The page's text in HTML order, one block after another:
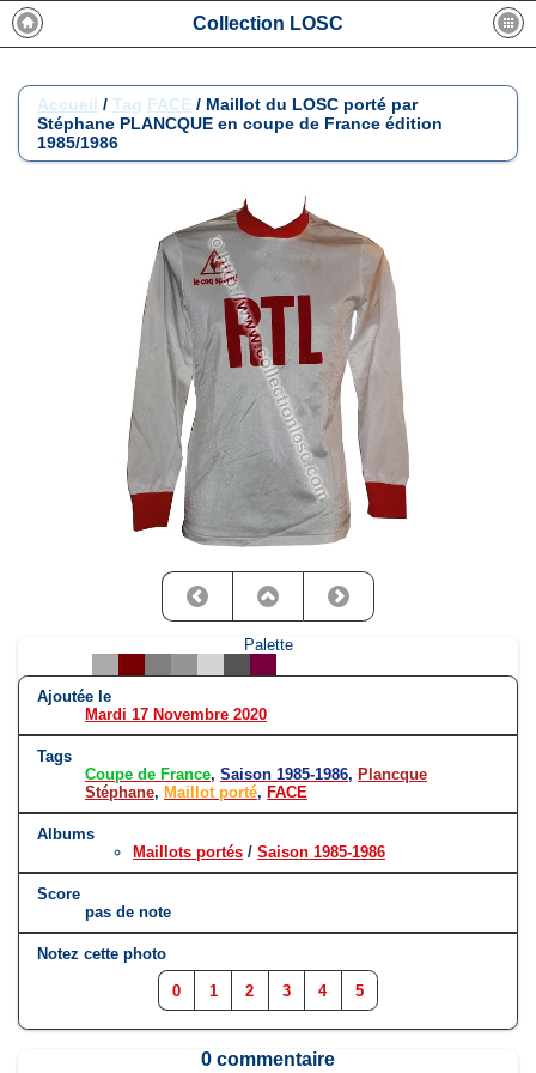
Collection LOSC
Accueil / Tag FACE / Maillot du LOSC porté par
Stéphane PLANCQUE en coupe de France édition
1985/1986
Palette
Ajoutée le
Mardi 17 Novembre 2020
Tags
Coupe de France, Saison 1985-1986, Plancque
Stéphane, Maillot porté, FACE
Albums
Maillots portés / Saison 1985-1986
Score
pas de note
Notez cette photo
0 1 2 3 4 5
0 commentaire